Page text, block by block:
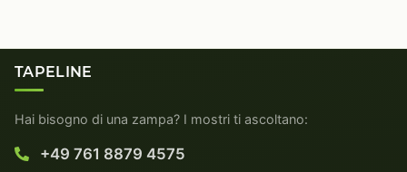
TAPELINE
Hai bisogno di una zampa? I mostri ti ascoltano:
+49 761 8879 4575